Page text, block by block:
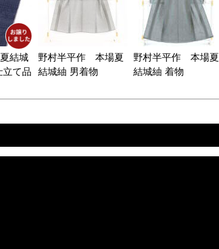
結城
て品
野村半平作 本場夏
結城紬 男着物
野村半平作 本場夏
結城紬 着物